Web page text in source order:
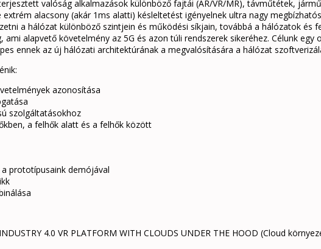
valóság alkalmazások különböző fajtái (AR/VR/MR), távműtétek,
alacsony (akár 1ms alatti) késleltetést igényelnek ultra nagy
a hálózat különböző szintjein és működési síkjain, továbbá a hálózatok és
alapvető követelmény az 5G és azon túli rendszerek sikeréhez. Célunk
ennek az új hálózati architektúrának a megvalósítására a hálózat
azonosítása
szolgáltatásokhoz
a felhők alatt és a felhők között
prototípusaink demójával
4.0 VR PLATFORM WITH CLOUDS UNDER THE HOOD (Cloud